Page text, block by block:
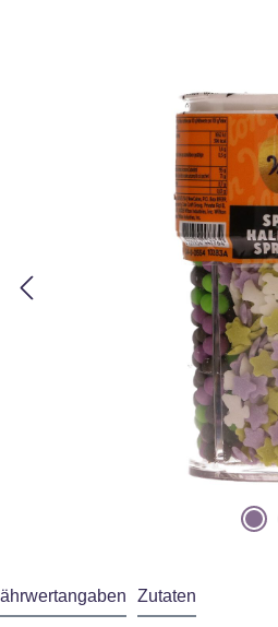
Zutaten